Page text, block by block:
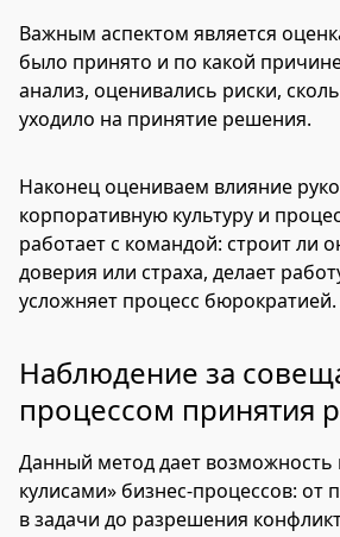
Важным аспектом является
было принято и по какой
анализ, оценивались риски,
уходило на принятие решения.
Наконец оцениваем влияние
корпоративную культуру и
работает с командой: строит ли
доверия или страха, делает
усложняет процесс бюрократией.
Наблюдение за
процессом принятия
Данный метод дает возможность
кулисами» бизнес-процессов: от
в задачи до разрешения